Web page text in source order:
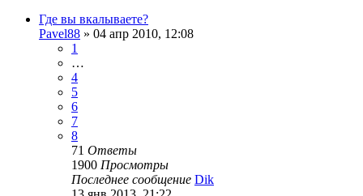
Где вы вкалываете?
Pavel88 » 04 апр 2010, 12:08
1
…
4
5
6
7
8
71 Ответы
1900 Просмотры
Последнее сообщение Dik